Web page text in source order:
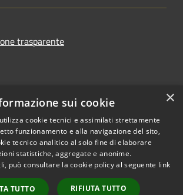
trasparente
di accessibilità
Copyright © 2026 • Città di
Brugherio • Powered by
Municipium•
Accesso
×
sui cookie
cookie tecnici e assimilati strettamente
funzionamento e alla navigazione del sito,
tecnico analitico al solo fine di elaborare
statistiche, aggregate e anonime.
può consultare la cookie policy al seguente link
TUTTO RIFIUTA TUTTO